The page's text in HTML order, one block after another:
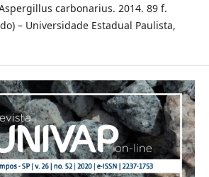
carbonarius. 2014. 89 f.
– Universidade Estadual Paulista,